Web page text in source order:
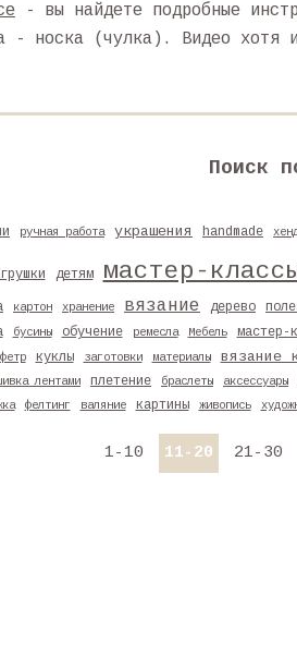
- вы найдете подробные
- носка (чулка). Видео хотя
Поиск
ручная работа украшения handmade
детям мастер-
картон хранение вязание дерево
бусины обучение ремесла Мебель мастер-
фетр куклы заготовки материалы вязание
лентами плетение браслеты аксессуары
фелтинг валяние картины живопись
1-10 11-20 21-30